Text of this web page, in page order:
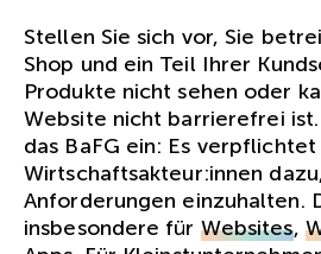
Stellen Sie sich vor, Sie
Shop und ein Teil Ihrer
Produkte nicht sehen oder
Website nicht barrierefrei
das BaFG ein: Es
Wirtschaftsakteur:innen
Anforderungen einzuhalten.
insbesondere für Websites,